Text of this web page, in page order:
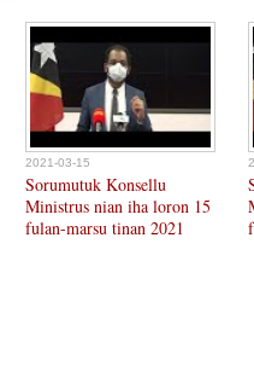
2021-03-15
Sorumutuk Konsellu
Ministrus nian iha loron 15
fulan-marsu tinan 2021